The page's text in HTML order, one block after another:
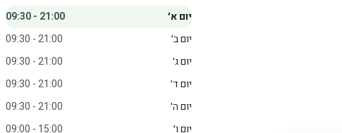
יום א׳
09:30 - 21:00
יום ב׳
09:30 - 21:00
יום ג׳
09:30 - 21:00
יום ד׳
09:30 - 21:00
יום ה׳
09:30 - 21:00
יום ו׳
09:00 - 15:00